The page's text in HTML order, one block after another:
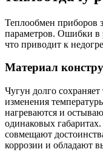
Теплообмен приборов
параметров. Ошибки
что приводит к
Материал
Чугун долго
изменения
нагреваются и
одинаковых
совмещают
коррозии и обладают